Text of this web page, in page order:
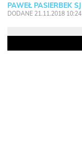
PAWEŁ PASIERBEK SJ
DODANE 21.11.2018 10:24